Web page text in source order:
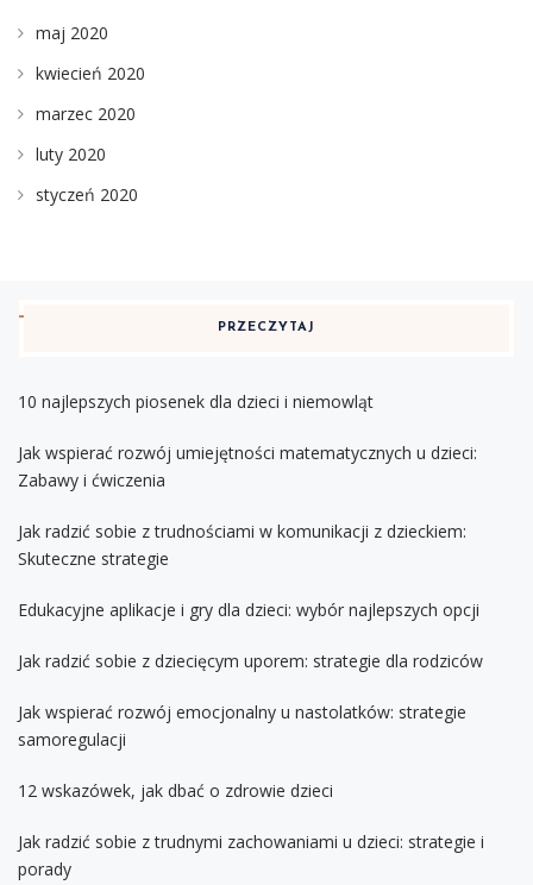
maj 2020
kwiecień 2020
marzec 2020
luty 2020
styczeń 2020
PRZECZYTAJ
10 najlepszych piosenek dla dzieci i niemowląt
Jak wspierać rozwój umiejętności matematycznych u dzieci:
Zabawy i ćwiczenia
Jak radzić sobie z trudnościami w komunikacji z dzieckiem:
Skuteczne strategie
Edukacyjne aplikacje i gry dla dzieci: wybór najlepszych opcji
Jak radzić sobie z dziecięcym uporem: strategie dla rodziców
Jak wspierać rozwój emocjonalny u nastolatków: strategie
samoregulacji
12 wskazówek, jak dbać o zdrowie dzieci
Jak radzić sobie z trudnymi zachowaniami u dzieci: strategie i
porady